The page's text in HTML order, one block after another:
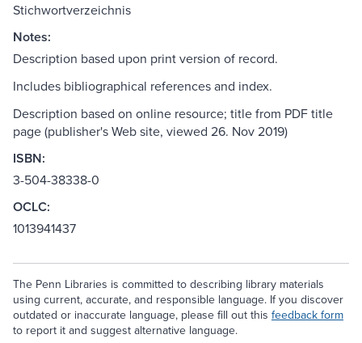
Stichwortverzeichnis
Notes:
Description based upon print version of record.
Includes bibliographical references and index.
Description based on online resource; title from PDF title
page (publisher's Web site, viewed 26. Nov 2019)
ISBN:
3-504-38338-0
OCLC:
1013941437
The Penn Libraries is committed to describing library materials
using current, accurate, and responsible language. If you discover
outdated or inaccurate language, please fill out this feedback form
to report it and suggest alternative language.